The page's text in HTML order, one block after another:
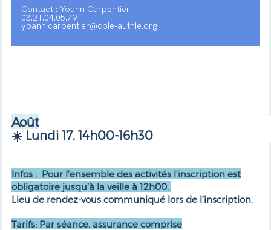
Contact : Yoann Carpentier
03.21.04.05.79
yoann.carpentier@cpie-authie.org
Août
☀️ Lundi 17, 14h00-16h30
Infos : Pour l’ensemble des activités l’inscription est
obligatoire jusqu’à la veille à 12h00.
Lieu de rendez-vous communiqué lors de l’inscription.
Tarifs: Par séance, assurance comprise